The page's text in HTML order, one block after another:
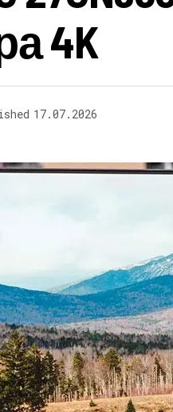
4K
17.07.2026